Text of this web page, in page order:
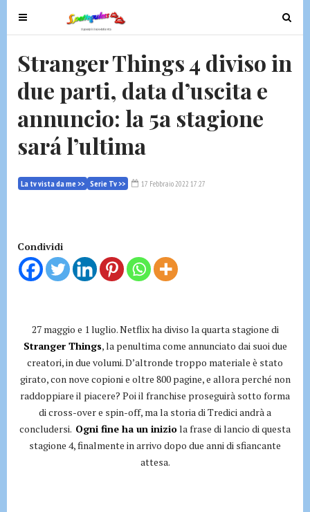
T
o
g
e
n
v
g
o
n
T
o
g
Stranger Things 4 diviso in
due parti, data d’uscita e
annuncio: la 5a stagione
sará l’ultima
La tv vista da me >> Serie Tv >> 17 Febbraio 2022 17:27
Condividi
27 maggio e 1 luglio. Netflix ha diviso la quarta stagione di
Stranger Things, la penultima come annunciato dai suoi due
creatori, in due volumi. D’altronde troppo materiale è stato
girato, con nove copioni e oltre 800 pagine, e allora perché non
raddoppiare il piacere? Poi il franchise proseguirà sotto forma
di cross-over e spin-off, ma la storia di Tredici andrà a
concludersi. Ogni fine ha un iniziola frase di lancio di questa
stagione 4, finalmente in arrivo dopo due anni di sfiancante
attesa.